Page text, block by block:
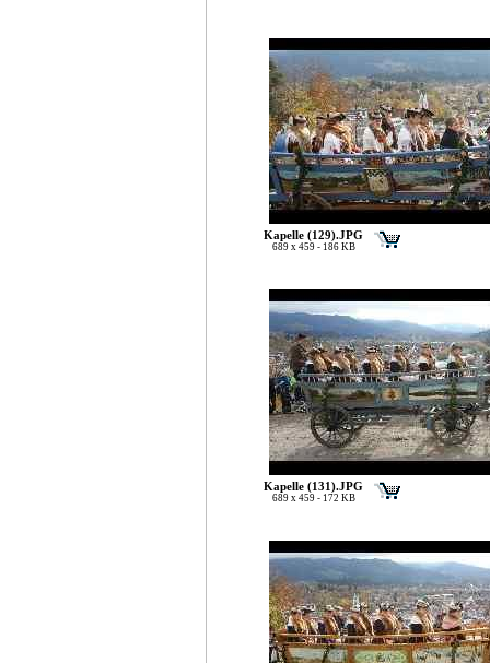
Kapelle (129).JPG
689 x 459 - 186 KB
Kapelle (131).JPG
689 x 459 - 172 KB